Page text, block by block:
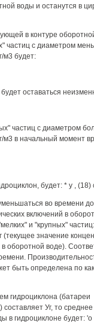
воды и останутся в
в контуре
частиц с диаметром
м3 будет:
оставаться
частиц с диаметром
м3 в начальный момент
будет: * у , (18)
во времени
включений в
и "крупных"
(текущее значение
оборотной воде).
быть определена по
гидроциклона (батареи
составляет Уг, то
в гидроциклоне будет: 'о